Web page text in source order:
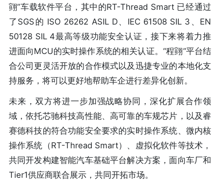
翧”车载软件平台，其中的RT-Thread Smart 已经通过
了SGS的 ISO 26262 ASIL D、IEC 61508 SIL 3、EN
50128 SIL 4最高等级功能安全认证，接下来将着力推
进面向MCU的实时操作系统的相关认证。“程翧”平台结
合公司更灵活开放的合作模式以及迅捷专业的本地化支
持服务，将可以更好地帮助车企进行差异化创新。
未来，双方将进一步加强战略协同，深化扩展合作领
域，依托芯驰科技高性能、高可靠的车规芯片，以及睿
赛德科技的符合功能安全要求的实时操作系统、微内核
操作系统（RT-Thread Smart）、虚拟化软件等技术，
共同开发构建智能汽车基础平台解决方案，面向车厂和
Tier1供应商联合展示，共同开拓市场。